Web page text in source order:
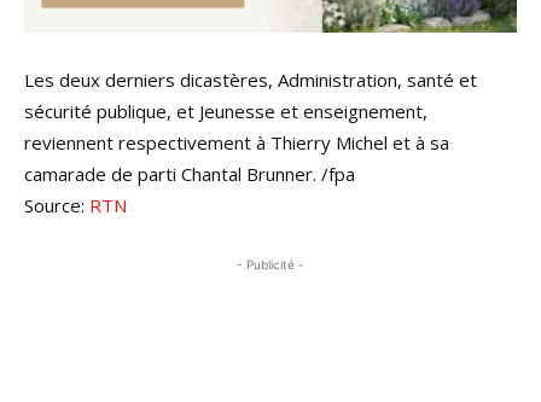
Les deux derniers dicastères, Administration, santé et
sécurité publique, et Jeunesse et enseignement,
reviennent respectivement à Thierry Michel et à sa
camarade de parti Chantal Brunner. /fpa
Source: RTN
- Publicité -